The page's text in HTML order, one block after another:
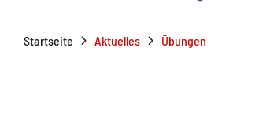
Startseite Aktuelles Übungen